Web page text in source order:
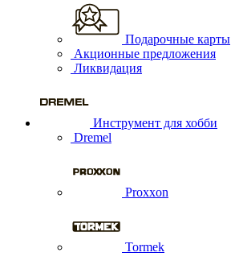
Подарочные карты
Акционные предложения
Ликвидация
Инструмент для хобби
Dremel
Proxxon
Tormek